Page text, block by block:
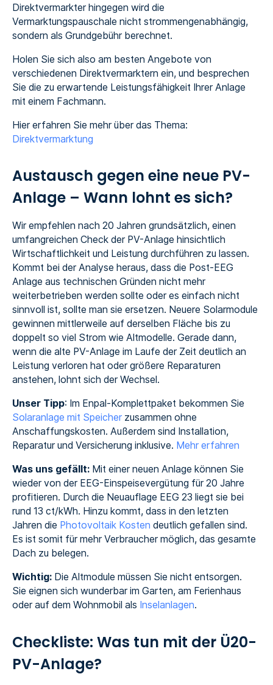
Direktvermarkter hingegen wird die
Vermarktungspauschale nicht strommengenabhängig,
sondern als Grundgebühr berechnet.
Holen Sie sich also am besten Angebote von
verschiedenen Direktvermarktern ein, und besprechen
Sie die zu erwartende Leistungsfähigkeit Ihrer Anlage
mit einem Fachmann.
Hier erfahren Sie mehr über das Thema:
Direktvermarktung
Austausch gegen eine neue PV-
Anlage – Wann lohnt es sich?
Wir empfehlen nach 20 Jahren grundsätzlich, einen
umfangreichen Check der PV-Anlage hinsichtlich
Wirtschaftlichkeit und Leistung durchführen zu lassen.
Kommt bei der Analyse heraus, dass die Post-EEG
Anlage aus technischen Gründen nicht mehr
weiterbetrieben werden sollte oder es einfach nicht
sinnvoll ist, sollte man sie ersetzen. Neuere Solarmodule
gewinnen mittlerweile auf derselben Fläche bis zu
doppelt so viel Strom wie Altmodelle. Gerade dann,
wenn die alte PV-Anlage im Laufe der Zeit deutlich an
Leistung verloren hat oder größere Reparaturen
anstehen, lohnt sich der Wechsel.
Unser Tipp: Im Enpal-Komplettpaket bekommen Sie
Solaranlage mit Speicherzusammen ohne
Anschaffungskosten. Außerdem sind Installation,
Reparatur und Versicherung inklusive. Mehr erfahren
Was uns gefällt:Mit einer neuen Anlage können Sie
wieder von der EEG-Einspeisevergütung für 20 Jahre
profitieren. Durch die Neuauflage EEG 23 liegt sie bei
rund 13 ct/kWh. Hinzu kommt, dass in den letzten
Jahren die Photovoltaik Kosten deutlich gefallen sind.
Es ist somit für mehr Verbraucher möglich, das gesamte
Dach zu belegen.
Wichtig:Die Altmodule müssen Sie nicht entsorgen.
Sie eignen sich wunderbar im Garten, am Ferienhaus
oder auf dem Wohnmobil als Inselanlagen.
Checkliste: Was tun mit der Ü20-
PV-Anlage?